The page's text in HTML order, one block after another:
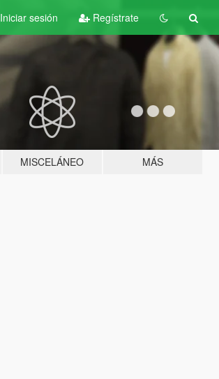
Iniciar sesión Regístrate
MISCELÁNEO MÁS